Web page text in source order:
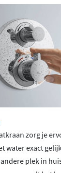
zorg je
water exact
plek in